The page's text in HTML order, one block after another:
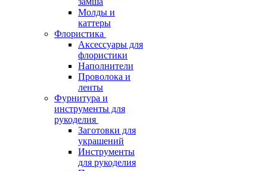
Молды и
каттеры
Флористика
Аксессуары для
флористики
Наполнители
Проволока и
ленты
Фурнитура и
инструменты для
рукоделия
Заготовки для
украшений
Инструменты
для рукоделия